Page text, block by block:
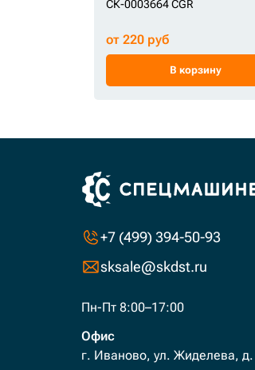
СК-0003664 CGR
от 220 руб
В корзину
+7 (499) 394-50-93
sksale@skdst.ru
Пн-Пт 8:00–17:00
Офис
г. Иваново, ул. Жиделева,